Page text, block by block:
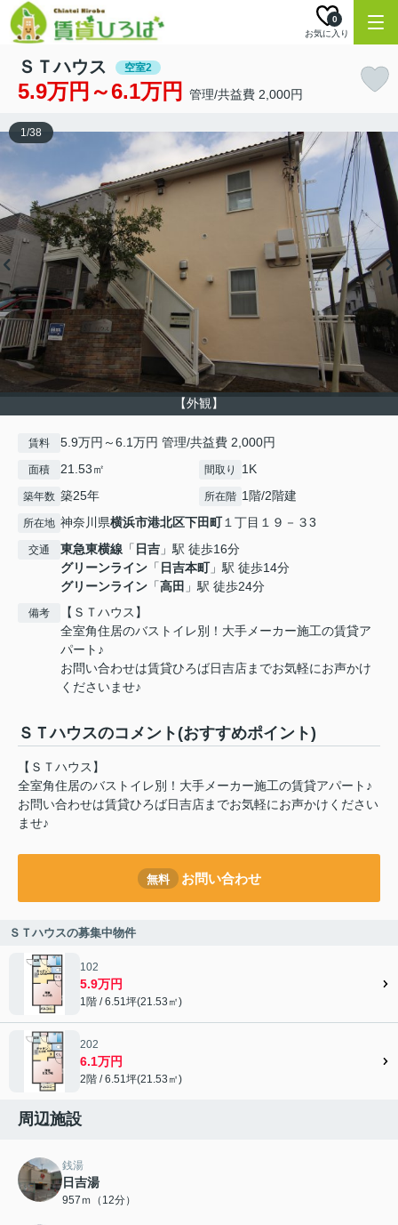
お気に入り
0
ＳＴハウス 空室2
5.9万円～6.1万円 管理/共益費 2,000円
【外観】
1/38
賃料 5.9万円～6.1万円 管理/共益費 2,000円
面積 21.53㎡ 間取り 1K
築年数 築25年 所在階 1階/2階建
所在地 神奈川県横浜市港北区下田町１丁目１９－３3
交通 東急東横線 「 日吉 」駅 徒歩16分
グリーンライン 「 日吉本町」駅 徒歩14分
グリーンライン 「高田 」駅 徒歩24分
備考
【ＳＴハウス】
全室角住居のバストイレ別！大手メーカー施工の賃貸ア
パート♪
お問い合わせは賃貸ひろば日吉店までお気軽にお声かけ
くださいませ♪
ＳＴハウスのコメント(おすすめポイント)
【ＳＴハウス】
全室角住居のバストイレ別！大手メーカー施工の賃貸アパート♪
お問い合わせは賃貸ひろば日吉店までお気軽にお声かけください
ませ♪
無料 お問い合わせ
ＳＴハウスの募集中物件
102
5.9万円
1階 / 6.51坪(21.53㎡)
202
6.1万円
2階 / 6.51坪(21.53㎡)
周辺施設
銭湯
日吉湯
957ｍ（12分）